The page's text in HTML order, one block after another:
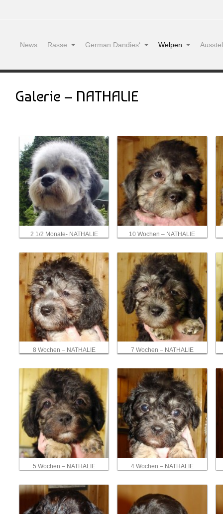
News Rasse German Dandies‘ Welpen
Galerie – NATHALIE
2 1/2 Monate- NATHALIE 10 Wochen – NATHALIE
8 Wochen – NATHALIE 7 Wochen – NATHALIE
5 Wochen – NATHALIE 4 Wochen – NATHALIE